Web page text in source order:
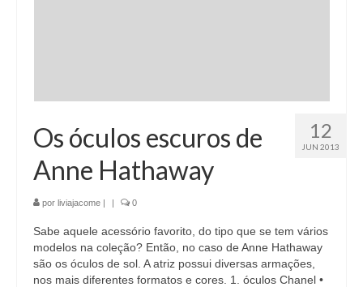
12
JUN 2013
Os óculos escuros de
Anne Hathaway
por liviajacome | | 0
Sabe aquele acessório favorito, do tipo que se tem vários
modelos na coleção? Então, no caso de Anne Hathaway
são os óculos de sol. A atriz possui diversas armações,
nos mais diferentes formatos e cores. 1. óculos Chanel •